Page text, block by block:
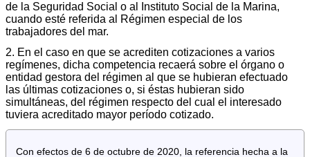
de la Seguridad Social o al Instituto Social de la Marina,
cuando esté referida al Régimen especial de los
trabajadores del mar.
2. En el caso en que se acrediten cotizaciones a varios
regímenes, dicha competencia recaerá sobre el órgano o
entidad gestora del régimen al que se hubieran efectuado
las últimas cotizaciones o, si éstas hubieran sido
simultáneas, del régimen respecto del cual el interesado
tuviera acreditado mayor período cotizado.
Con efectos de 6 de octubre de 2020, la referencia hecha a la